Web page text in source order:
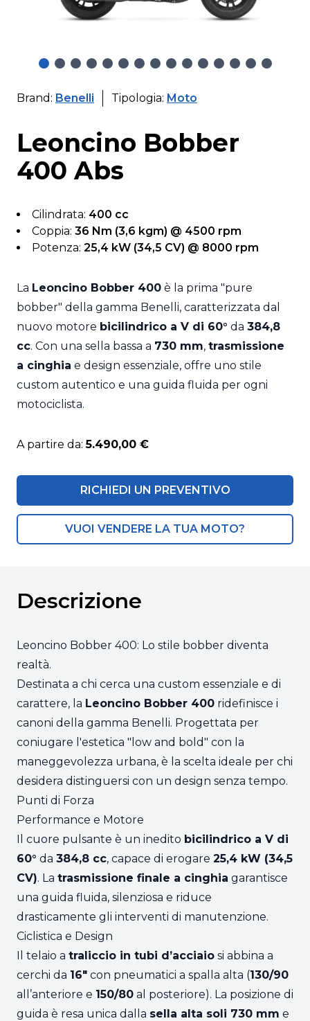
Brand: Benelli Tipologia: Moto
Leoncino Bobber
400 Abs
Cilindrata: 400 cc
Coppia: 36 Nm (3,6 kgm) @ 4500 rpm
Potenza: 25,4 kW (34,5 CV) @ 8000 rpm
La Leoncino Bobber 400 è la prima "pure
bobber" della gamma Benelli, caratterizzata dal
nuovo motore bicilindrico a V di 60° da 384,8
cc. Con una sella bassa a 730 mm, trasmissione
a cinghia e design essenziale, offre uno stile
custom autentico e una guida fluida per ogni
motociclista.
A partire da:5.490,00 €
RICHIEDI UN PREVENTIVO
VUOI VENDERE LA TUA MOTO?
Descrizione
Leoncino Bobber 400: Lo stile bobber diventa
realtà.
Destinata a chi cerca una custom essenziale e di
carattere, la Leoncino Bobber 400 ridefinisce i
canoni della gamma Benelli. Progettata per
coniugare l'estetica "low and bold" con la
maneggevolezza urbana, è la scelta ideale per chi
desidera distinguersi con un design senza tempo.
Punti di Forza
Performance e Motore
Il cuore pulsante è un inedito bicilindrico a V di
60° da 384,8 cc, capace di erogare 25,4 kW (34,5
CV). La trasmissione finale a cinghia garantisce
una guida fluida, silenziosa e riduce
drasticamente gli interventi di manutenzione.
Ciclistica e Design
Il telaio a traliccio in tubi d’acciaio si abbina a
cerchi da 16" con pneumatici a spalla alta (130/90
all’anteriore e 150/80 al posteriore). La posizione di
guida è resa unica dalla sella alta soli 730 mm e